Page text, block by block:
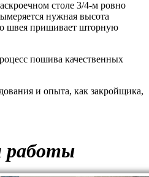
столе 3/4‑м ровно
нужная высота
швея пришивает шторную
пошива качественных
и опыта, как закройщика,